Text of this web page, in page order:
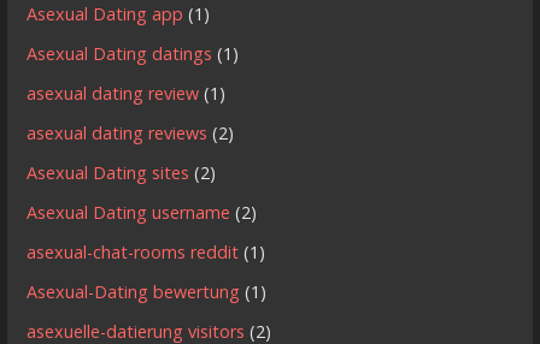
Asexual Dating app (1)
Asexual Dating datings (1)
asexual dating review (1)
asexual dating reviews (2)
Asexual Dating sites (2)
Asexual Dating username (2)
asexual-chat-rooms reddit (1)
Asexual-Dating bewertung (1)
asexuelle-datierung visitors (2)